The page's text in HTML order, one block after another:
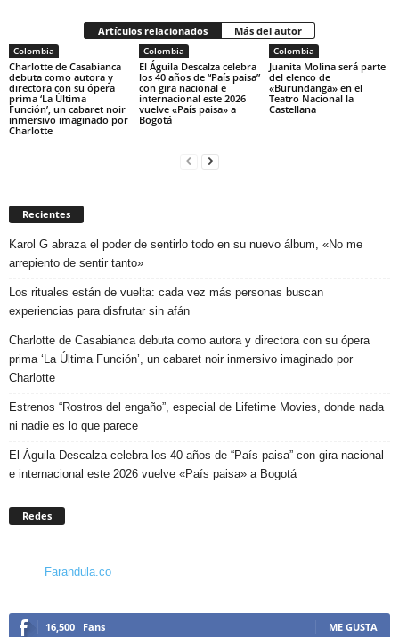
Artículos relacionados Más del autor
Colombia
Charlotte de Casabianca
debuta como autora y
directora con su ópera
prima ‘La Última
Función’, un cabaret noir
inmersivo imaginado por
Charlotte
Colombia
El Águila Descalza celebra
los 40 años de “País paisa”
con gira nacional e
internacional este 2026
vuelve «País paisa» a
Bogotá
Colombia
Juanita Molina será parte
del elenco de
«Burundanga» en el
Teatro Nacional la
Castellana
Recientes
Karol G abraza el poder de sentirlo todo en su nuevo álbum, «No me
arrepiento de sentir tanto»
Los rituales están de vuelta: cada vez más personas buscan
experiencias para disfrutar sin afán
Charlotte de Casabianca debuta como autora y directora con su ópera
prima ‘La Última Función’, un cabaret noir inmersivo imaginado por
Charlotte
Estrenos “Rostros del engaño”, especial de Lifetime Movies, donde nada
ni nadie es lo que parece
El Águila Descalza celebra los 40 años de “País paisa” con gira nacional
e internacional este 2026 vuelve «País paisa» a Bogotá
Redes
Farandula.co
16,500 Fans ME GUSTA